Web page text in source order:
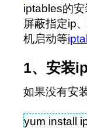
iptables的
屏蔽指定ip
机启动等
1、安装
如果没有安
yum install